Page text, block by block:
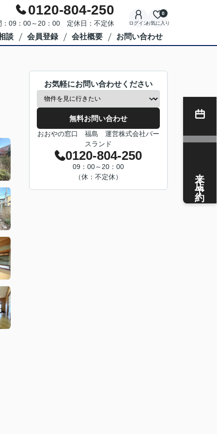
0120-804-250
：09：00～20：00 定休日：不定休 ログインお気に入り
0
談 会員登録 会社概要 お問い合わせ
お気軽にお問い合わせください
無料お問い合わせ
おおやの窓口 福島 運営株式会社バー
スランド
0120-804-250
09：00～20：00
（休：不定休）
来店予約